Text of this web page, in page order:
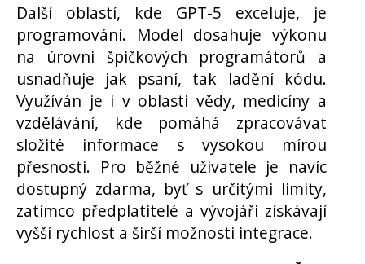
Další oblastí, kde GPT-5 exceluje, je
programování. Model dosahuje výkonu
na úrovni špičkových programátorů a
usnadňuje jak psaní, tak ladění kódu.
Využíván je i v oblasti vědy, medicíny a
vzdělávání, kde pomáhá zpracovávat
složité informace s vysokou mírou
přesnosti. Pro běžné uživatele je navíc
dostupný zdarma, byť s určitými limity,
zatímco předplatitelé a vývojáři získávají
vyšší rychlost a širší možnosti integrace.